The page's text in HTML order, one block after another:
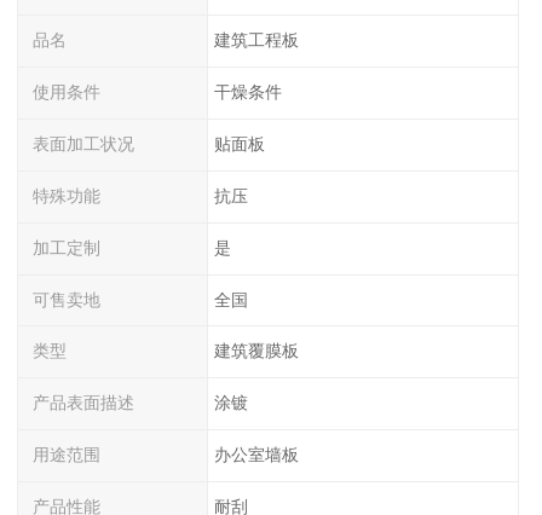
品名 建筑工程板
使用条件 干燥条件
表面加工状况 贴面板
特殊功能 抗压
加工定制 是
可售卖地 全国
类型 建筑覆膜板
产品表面描述 涂镀
用途范围 办公室墙板
产品性能 耐刮